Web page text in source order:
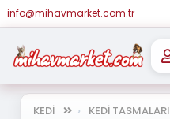
info@mihavmarket.com.tr
KEDİ KEDİ TASMALARI